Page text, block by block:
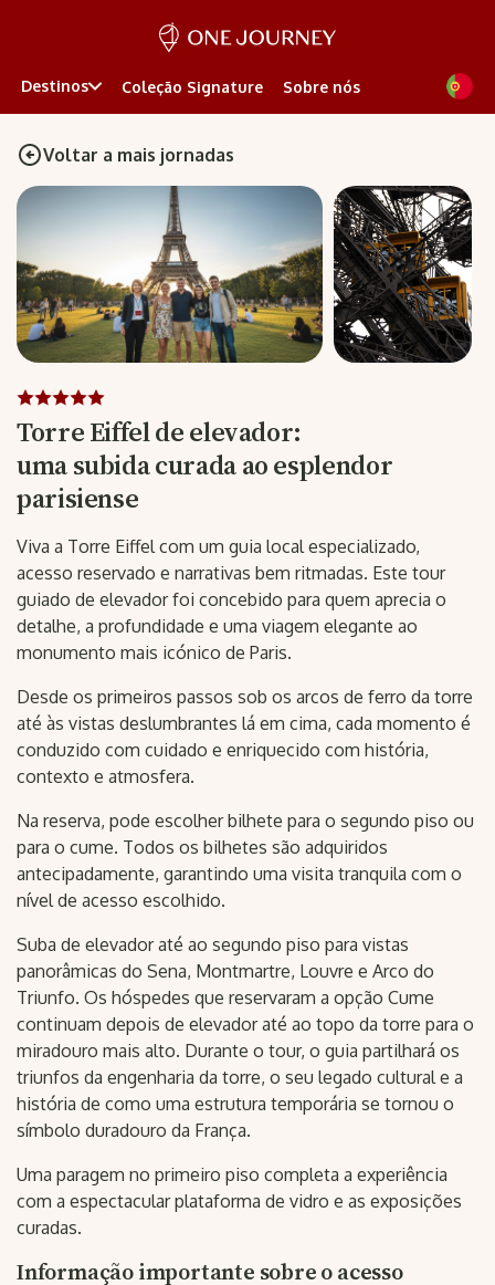
Destinos Coleção Signature Sobre nós
Voltar a mais jornadas
Torre Eiffel de elevador:
uma subida curada ao esplendor
parisiense
Viva a Torre Eiffel com um guia local especializado,
acesso reservado e narrativas bem ritmadas. Este tour
guiado de elevador foi concebido para quem aprecia o
detalhe, a profundidade e uma viagem elegante ao
monumento mais icónico de Paris.
Desde os primeiros passos sob os arcos de ferro da torre
até às vistas deslumbrantes lá em cima, cada momento é
conduzido com cuidado e enriquecido com história,
contexto e atmosfera.
Na reserva, pode escolher bilhete para o segundo piso ou
para o cume. Todos os bilhetes são adquiridos
antecipadamente, garantindo uma visita tranquila com o
nível de acesso escolhido.
Suba de elevador até ao segundo piso para vistas
panorâmicas do Sena, Montmartre, Louvre e Arco do
Triunfo. Os hóspedes que reservaram a opção Cume
continuam depois de elevador até ao topo da torre para o
miradouro mais alto. Durante o tour, o guia partilhará os
triunfos da engenharia da torre, o seu legado cultural e a
história de como uma estrutura temporária se tornou o
símbolo duradouro da França.
Uma paragem no primeiro piso completa a experiência
com a espectacular plataforma de vidro e as exposições
curadas.
Informação importante sobre o acesso